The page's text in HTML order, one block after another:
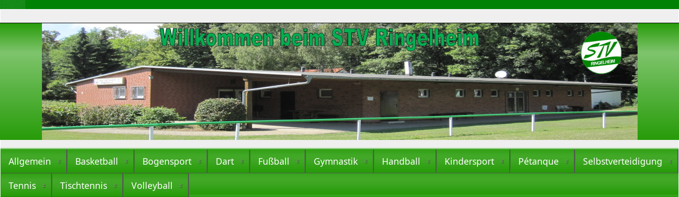
Allgemein Basketball Bogensport Dart Fußball Gymnastik Handball Kindersport Pétanque
Selbstverteidigung
Tennis
Tischtennis Volleyball